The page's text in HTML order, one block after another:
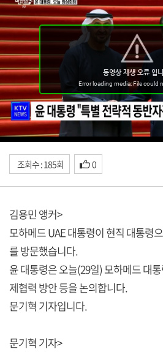
조회수 : 185회 0
김용민 앵커>
모하메드 UAE 대통령이 현직 대통령
를 방문했습니다.
윤 대통령은 오늘(29일) 모하메드 대
제협력 방안 등을 논의합니다.
문기혁 기자입니다.
문기혁 기자>